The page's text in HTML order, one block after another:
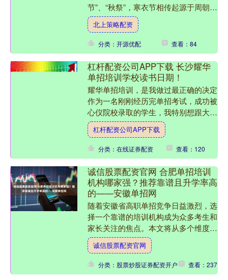
节”、“秋祭”，寒衣节相传起源于周朝，
当时寒衣节被称为“授衣节”，宋朝将这
一习俗移至十月朔....
北上策略配资
分类：开源优配 查看：84
杠杆配资公司APP下载 长沙耀华
单招培训学校读书日期！
耀华单招培训，是我做过最正确的决定
作为一名刚刚经历完单招考试，成功被
心仪院校录取的学生，我特别想跟大家
分享在长沙耀华单招培训的这段难忘时
光。毫不夸张地说，选择....
杠杆配资公司APP下载
分类：在线证券配资 查看：120
诚信股票配资官网 合肥单招培训
机构哪家强？推荐靠谱且升学率高
的——安徽单招网
随着安徽省高职单招竞争日益激烈，选
择一个靠谱的培训机构成为众多考生和
家长关注的焦点。本文将从多个维度为
大家剖析合肥地区的单招培训机构，并
为大家提供参考建议。 一....
诚信股票配资官网
分类：股票炒股证券配资开户 查看：237